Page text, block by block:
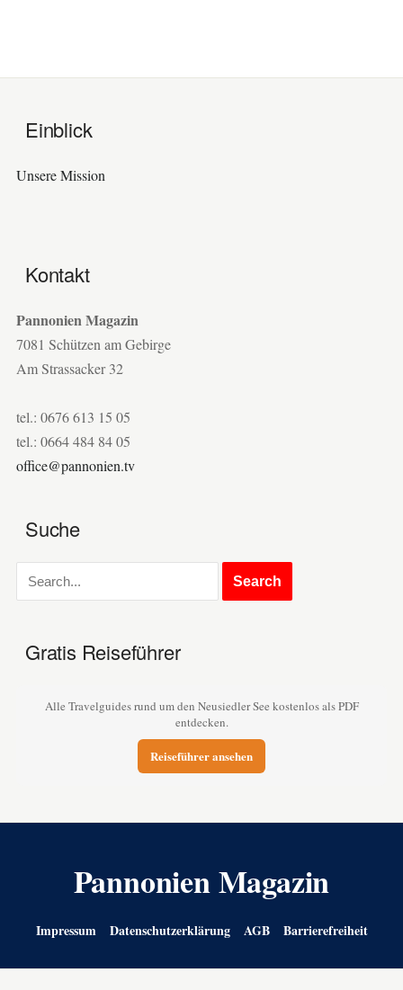
Einblick
Unsere Mission
Kontakt
Pannonien Magazin
7081 Schützen am Gebirge
Am Strassacker 32
tel.: 0676 613 15 05
tel.: 0664 484 84 05
office@pannonien.tv
Suche
Gratis Reiseführer
Alle Travelguides rund um den Neusiedler See kostenlos als PDF
entdecken.
Reiseführer ansehen
Pannonien Magazin
Impressum Datenschutzerklärung AGB Barrierefreiheit